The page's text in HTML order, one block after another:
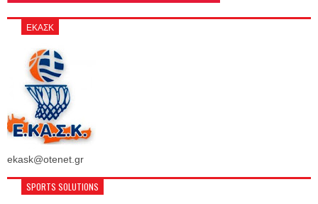
ΕΚΑΣΚ
ekask@otenet.gr
SPORTS SOLUTIONS